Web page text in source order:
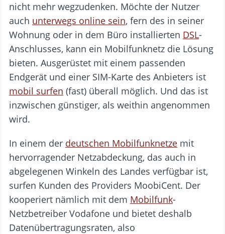
nicht mehr wegzudenken. Möchte der Nutzer
auch unterwegs online sein, fern des in seiner
Wohnung oder in dem Büro installierten DSL-
Anschlusses, kann ein Mobilfunknetz die Lösung
bieten. Ausgerüstet mit einem passenden
Endgerät und einer SIM-Karte des Anbieters ist
mobil surfen (fast) überall möglich. Und das ist
inzwischen günstiger, als weithin angenommen
wird.
In einem der deutschen Mobilfunknetze mit
hervorragender Netzabdeckung, das auch in
abgelegenen Winkeln des Landes verfügbar ist,
surfen Kunden des Providers MoobiCent. Der
kooperiert nämlich mit dem Mobilfunk-
Netzbetreiber Vodafone und bietet deshalb
Datenübertragungsraten, also